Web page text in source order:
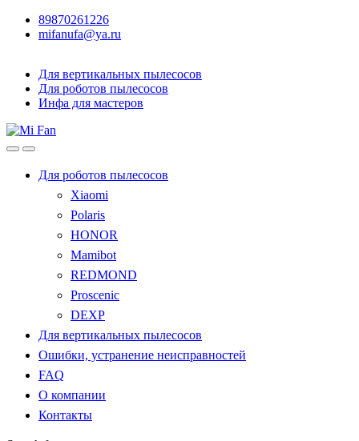
89870261226
mifanufa@ya.ru
Для вертикальных пылесосов
Для роботов пылесосов
Инфа для мастеров
Для роботов пылесосов
Xiaomi
Polaris
HONOR
Mamibot
REDMOND
Proscenic
DEXP
Для вертикальных пылесосов
Ошибки, устранение неисправностей
FAQ
О компании
Контакты